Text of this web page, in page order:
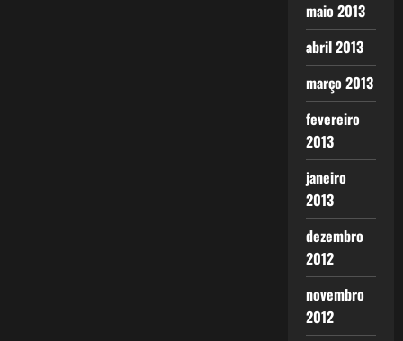
maio 2013
abril 2013
março 2013
fevereiro
2013
janeiro
2013
dezembro
2012
novembro
2012